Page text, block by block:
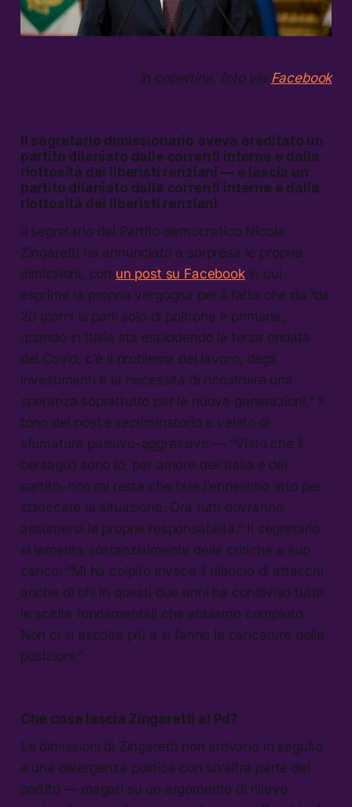
in copertina, foto via Facebook
Il segretario dimissionario aveva ereditato un
partito dilaniato dalle correnti interne e dalla
riottosità dei liberisti renziani — e lascia un
partito dilaniato dalle correnti interne e dalla
riottosità dei liberisti renziani
Il segretario del Partito democratico Nicola
Zingaretti ha annunciato a sorpresa le proprie
dimissioni, con un post su Facebookin cui
esprime la propria vergogna per il fatto che da “da
20 giorni si parli solo di poltrone e primarie,
quando in Italia sta esplodendo la terza ondata
del Covid, c’è il problema del lavoro, degli
investimenti e la necessità di ricostruire una
speranza soprattutto per le nuove generazioni.” Il
tono del post è recriminatorio e velato di
sfumature passivo-aggressive — “Visto che il
bersaglio sono io, per amore dell’Italia e del
partito, non mi resta che fare l’ennesimo atto per
sbloccare la situazione. Ora tutti dovranno
assumersi le proprie responsabilità.” Il segretario
si lamenta sostanzialmente delle critiche a suo
carico: “Mi ha colpito invece il rilancio di attacchi
anche di chi in questi due anni ha condiviso tutte
le scelte fondamentali che abbiamo compiuto.
Non ci si ascolta più e si fanno le caricature delle
posizioni.”
Che cosa lascia Zingaretti al Pd?
Le dimissioni di Zingaretti non arrivano in seguito
a una divergenza politica con un’altra parte del
partito — magari su un argomento di rilievo